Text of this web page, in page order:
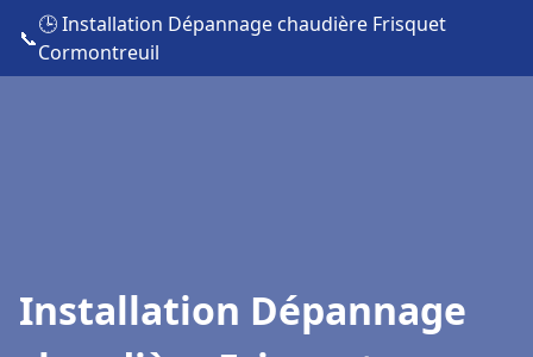
📞
🕒 Installation Dépannage chaudière Frisquet
Cormontreuil
Installation Dépannage